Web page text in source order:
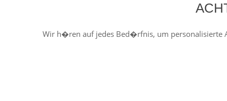
Wir h�ren auf jedes Bed�rfnis, um personalisierte